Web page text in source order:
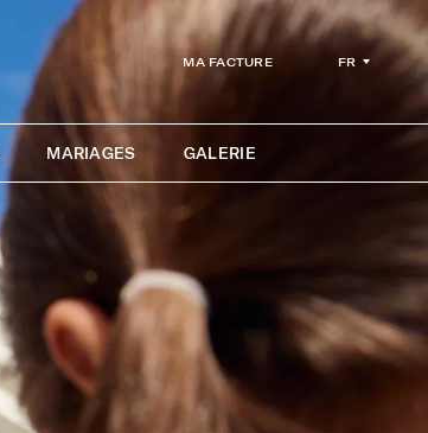
MA FACTURE FR
MARIAGES GALERIE